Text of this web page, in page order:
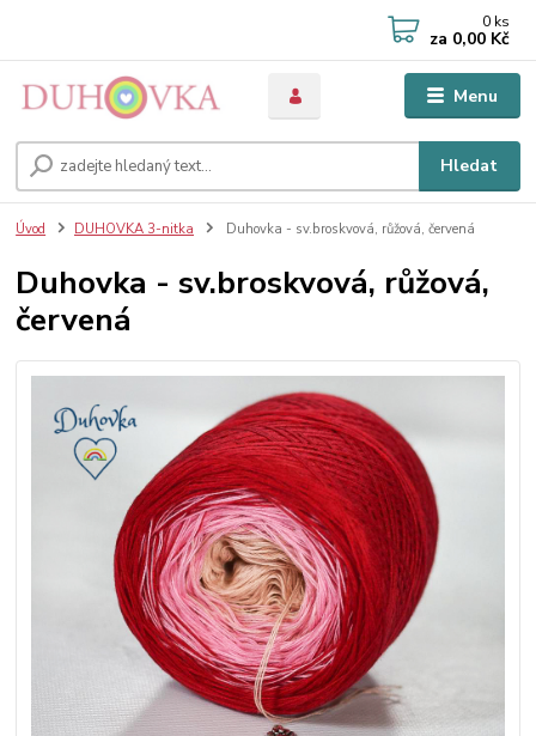
Menu
Hledat
0 ks
za 0,00 Kč
Úvod DUHOVKA 3-nitka Duhovka - sv.broskvová, růžová, červená
Duhovka - sv.broskvová, růžová,
červená